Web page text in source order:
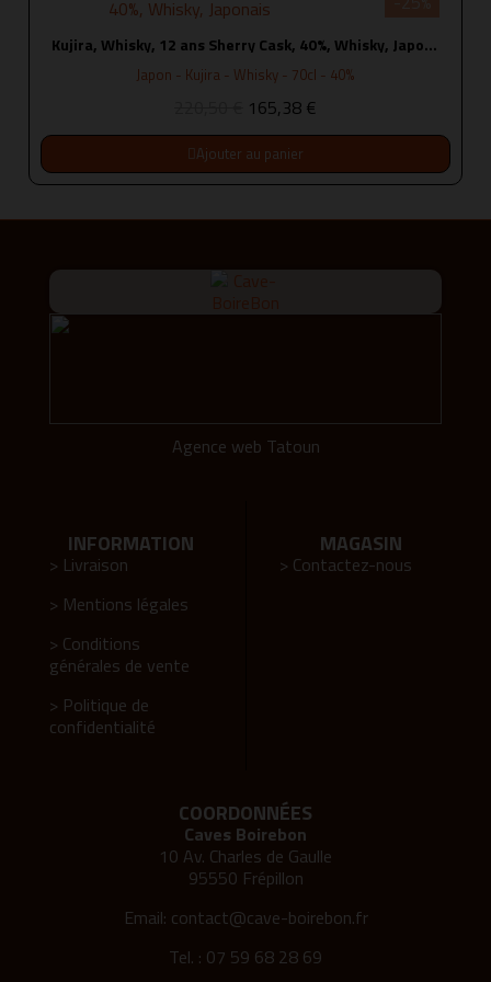
Kujira, Whisky, 12 ans Sherry Cask, 40%, Whisky, Japonais
Japon - Kujira - Whisky - 70cl - 40%
165,38 €
Ajouter au panier
Agence web Tatoun
INFORMATION
> Livraison
> Mentions légales
> Conditions
générales de vente
> Politique de
confidentialité
MAGASIN
> Contactez-nous
COORDONNÉES
Caves Boirebon
10 Av. Charles de Gaulle
95550 Frépillon
Email: contact@cave-boirebon.fr
Tel. : 07 59 68 28 69